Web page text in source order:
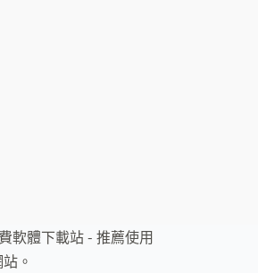
軟體下載站 - 推薦使用
。